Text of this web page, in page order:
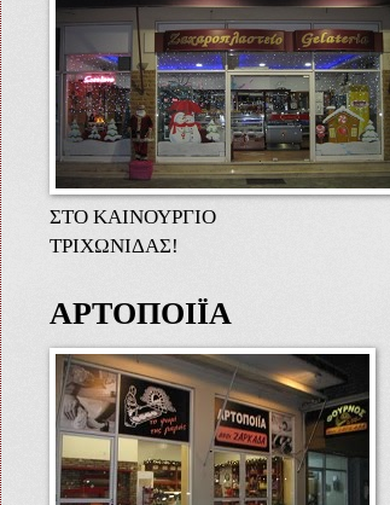
ΣΤΟ ΚΑΙΝΟΥΡΓΙΟ
ΤΡΙΧΩΝΙΔΑΣ!
ΑΡΤΟΠΟΙΪΑ